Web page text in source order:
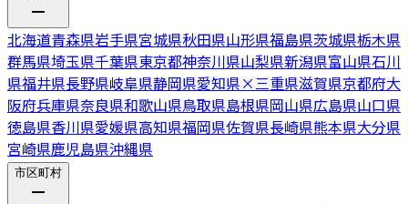
北海道青森県岩手県宮城県秋田県山形県福島県茨城県栃木県
群馬県埼玉県千葉県東京都神奈川県山梨県新潟県富山県石川
県福井県長野県岐阜県静岡県愛知県× 三重県滋賀県京都府大
阪府兵庫県奈良県和歌山県鳥取県島根県岡山県広島県山口県
徳島県香川県愛媛県高知県福岡県佐賀県長崎県熊本県大分県
宮崎県鹿児島県沖縄県
市区町村